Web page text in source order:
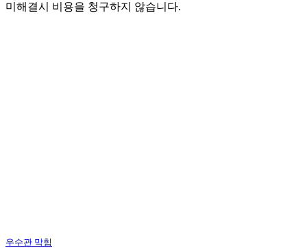
미해결시 비용을 청구하지 않습니다.
우수관 막힘